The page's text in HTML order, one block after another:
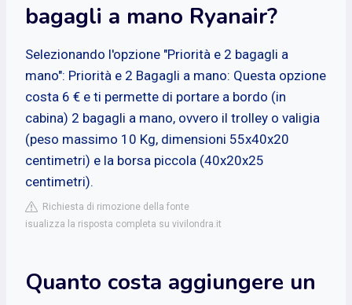
bagagli a mano Ryanair?
Selezionando l'opzione "Priorità e 2 bagagli a
mano": Priorità e 2 Bagagli a mano: Questa opzione
costa 6 € e ti permette di portare a bordo (in
cabina) 2 bagagli a mano, ovvero il trolley o valigia
(peso massimo 10 Kg, dimensioni 55x40x20
centimetri) e la borsa piccola (40x20x25
centimetri).
Richiesta di rimozione della fonte
isualizza la risposta completa su vivilondra.it
Quanto costa aggiungere un